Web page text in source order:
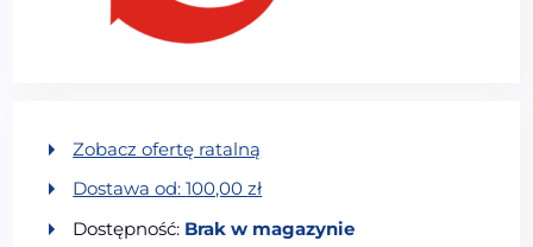
Zobacz ofertę ratalną
Dostawa od:100,00zł
Dostępność: Brak w magazynie